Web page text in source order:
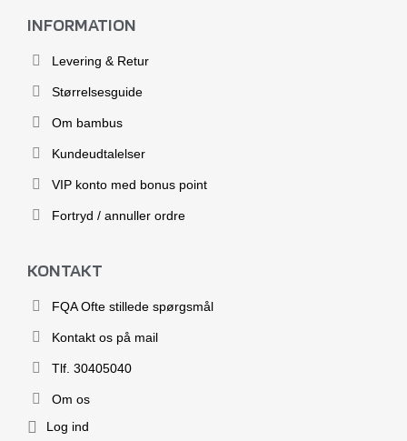
INFORMATION
Levering & Retur
Størrelsesguide
Om bambus
Kundeudtalelser
VIP konto med bonus point
Fortryd / annuller ordre
KONTAKT
FQA Ofte stillede spørgsmål
Kontakt os på mail
Tlf. 30405040
Om os
Log ind